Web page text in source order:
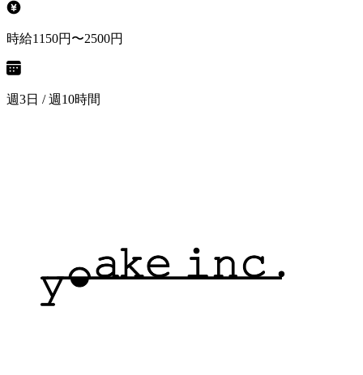
時給1150円〜2500円
週3日 / 週10時間